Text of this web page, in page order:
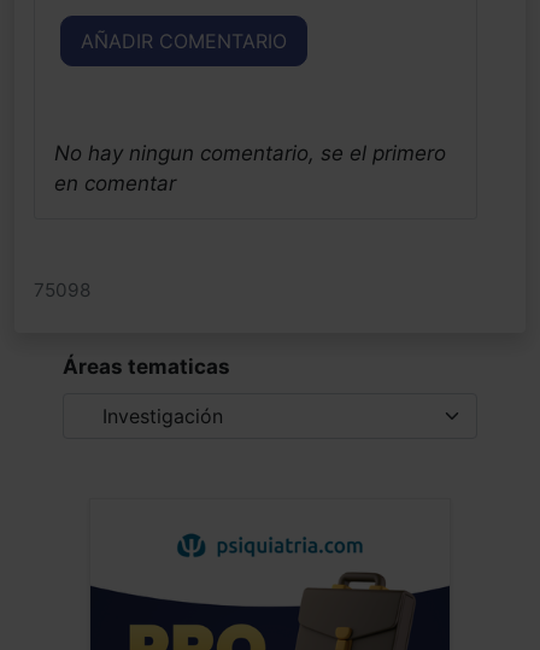
AÑADIR COMENTARIO
No hay ningun comentario, se el primero
en comentar
75098
Áreas tematicas